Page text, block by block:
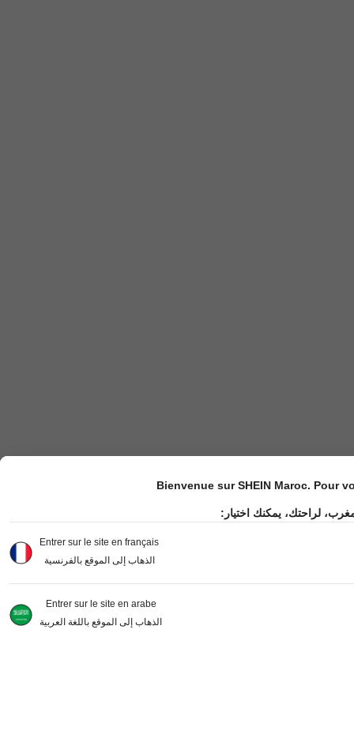
Bienvenue sur SHEIN Maroc. Pour
لراحتك، يمكنك اختيار:
Entrer sur le site en français
الذهاب إلى الموقع بالفرنسية
Entrer sur le site en arabe
الذهاب إلى الموقع باللغة العربية